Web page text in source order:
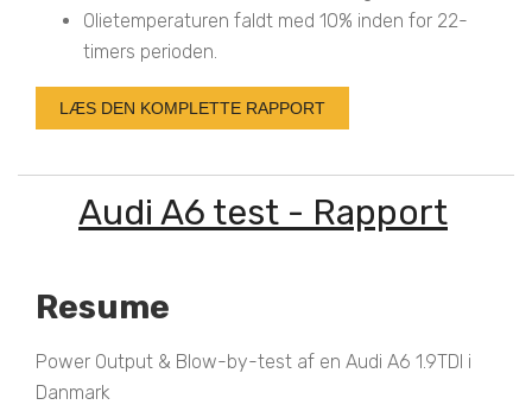
Olietemperaturen faldt med 10% inden for 22-
timers perioden.
LÆS DEN KOMPLETTE RAPPORT
Audi A6 test - Rapport
Resume
Power Output & Blow-by-test af en Audi A6 1.9TDI i
Danmark